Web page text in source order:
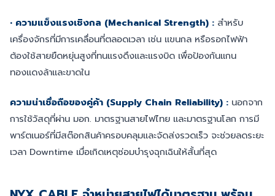
• ความแข็งแรงเชิงกล (Mechanical Strength) : สำหรับ
เครื่องจักรที่มีการเคลื่อนที่ตลอดเวลา เช่น แขนกล หรือรอกไฟฟ้า
ต้องใช้สายยืดหยุ่นสูงที่ทนแรงดึงและแรงบิด เพื่อป้องกันแกน
ทองแดงล้าและขาดใน
ความน่าเชื่อถือของคู่ค้า (Supply Chain Reliability) : นอกจาก
การใช้วัสดุที่ผ่าน มอก. มาตรฐานสายไฟไทย และมาตรฐานโลก การมี
พาร์ตเนอร์ที่มีสต๊อกสินค้าครอบคลุมและจัดส่งรวดเร็ว จะช่วยลดระยะ
เวลา Downtime เมื่อเกิดเหตุซ่อมบำรุงฉุกเฉินให้สั้นที่สุด